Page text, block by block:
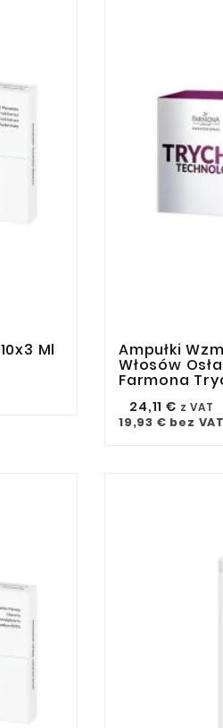
Ml Ampułki
Włosów
Farmona
24,11 € z VAT
19,93 € bez VAT